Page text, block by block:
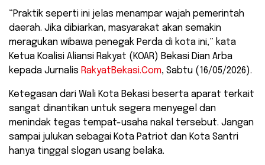
“Praktik seperti ini jelas menampar wajah pemerintah
daerah. Jika dibiarkan, masyarakat akan semakin
meragukan wibawa penegak Perda di kota ini,” kata
Ketua Koalisi Aliansi Rakyat (KOAR) Bekasi Dian Arba
kepada Jurnalis RakyatBekasi.Com, Sabtu (16/05/2026).
​Ketegasan dari Wali Kota Bekasi beserta aparat terkait
sangat dinantikan untuk segera menyegel dan
menindak tegas tempat-usaha nakal tersebut. Jangan
sampai julukan sebagai Kota Patriot dan Kota Santri
hanya tinggal slogan usang belaka.